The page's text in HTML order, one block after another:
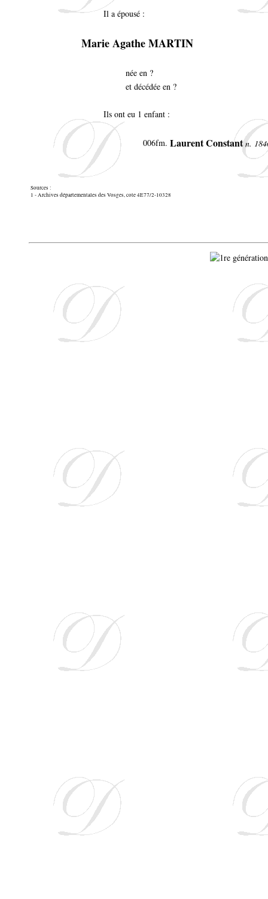
Il a épousé :
Marie Agathe MARTIN
née en ?
et décédée en ?
Ils ont eu 1 enfant :
006fm. Laurent Constantn.
Sources :
1 - Archives départementales des Vosges, cote 4E77/2-10328